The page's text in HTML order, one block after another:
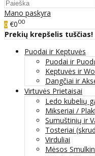
Mano paskyra
0 €000
Prekių krepšelis tuščias!
Puodai ir Keptuvės
Puodai ir
Keptuvės ir
Dangčiai ir
Virtuvės Prietaisai
Ledo kubelių
Mikseriai /
Sumuštinių ir
Tosteriai
Virduliai
Mėsos